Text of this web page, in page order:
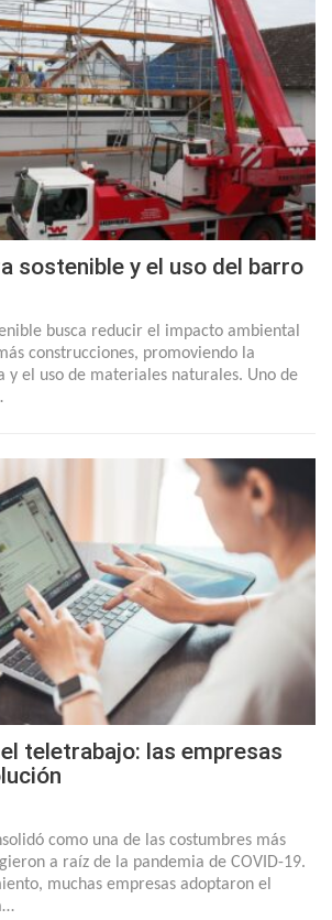
sostenible y el uso del barro
busca reducir el impacto ambiental
construcciones, promoviendo la
y el uso de materiales naturales. Uno de
teletrabajo: las empresas
como una de las costumbres más
a raíz de la pandemia de COVID-19.
muchas empresas adoptaron el